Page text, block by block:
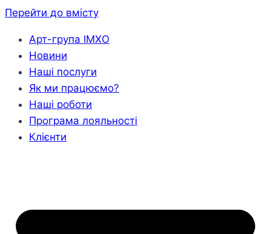
Перейти до вмісту
Арт-група ІМХО
Новини
Наші послуги
Як ми працюємо?
Наші роботи
Програма лояльності
Клієнти